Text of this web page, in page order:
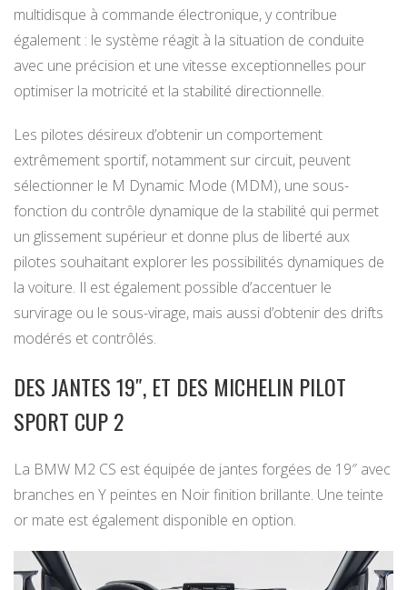
multidisque à commande électronique, y contribue
également : le système réagit à la situation de conduite
avec une précision et une vitesse exceptionnelles pour
optimiser la motricité et la stabilité directionnelle.
Les pilotes désireux d’obtenir un comportement
extrêmement sportif, notamment sur circuit, peuvent
sélectionner le M Dynamic Mode (MDM), une sous-
fonction du contrôle dynamique de la stabilité qui permet
un glissement supérieur et donne plus de liberté aux
pilotes souhaitant explorer les possibilités dynamiques de
la voiture. Il est également possible d’accentuer le
survirage ou le sous-virage, mais aussi d’obtenir des drifts
modérés et contrôlés.
DES JANTES 19″, ET DES MICHELIN PILOT
SPORT CUP 2
La BMW M2 CS est équipée de jantes forgées de 19″ avec
branches en Y peintes en Noir finition brillante. Une teinte
or mate est également disponible en option.